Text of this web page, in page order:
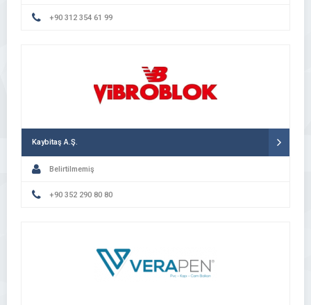
+90 312 354 61 99
Kaybitaş A.Ş.
Belirtilmemiş
+90 352 290 80 80